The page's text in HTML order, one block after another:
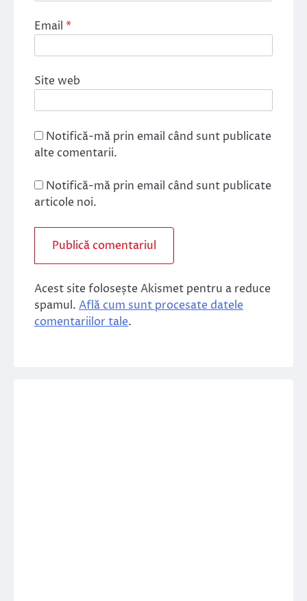
Email *
Site web
Notifică-mă prin email când sunt publicate
alte comentarii.
Notifică-mă prin email când sunt publicate
articole noi.
Acest site folosește Akismet pentru a reduce
spamul. Află cum sunt procesate datele
comentariilor tale.